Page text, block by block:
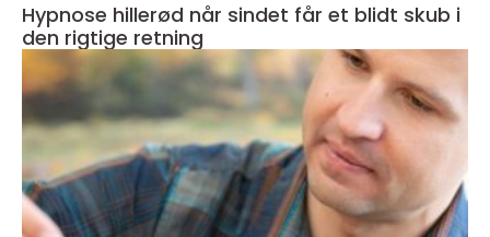
Hypnose hillerød når sindet får et blidt skub i
den rigtige retning